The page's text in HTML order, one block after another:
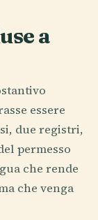
a
essere
due registri,
permesso
che rende
che venga